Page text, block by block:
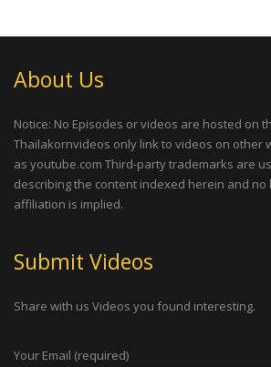
About Us
Notice: No Episodes or videos are hosted on
Thailakornvideos only link to videos on other
as youtube.com Third-party trademarks are
describing the content indexed herein and no
affiliation is implied.
Submit Videos
Share with us Videos you found interesting.
Your Email (required)